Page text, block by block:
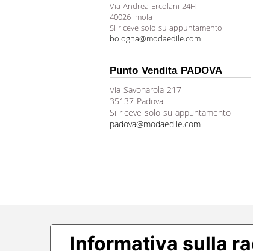
Via Andrea Ercolani 24H
40026 Imola
Si riceve solo su appuntamento
bologna@modaedile.com
Punto Vendita PADOVA
Via Savonarola 217
35137 Padova
Si riceve solo su appuntamento
padova@modaedile.com
Informativa sulla